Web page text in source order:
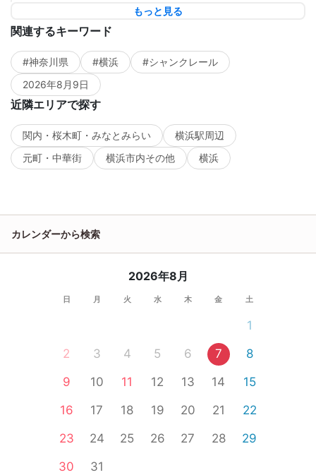
もっと見る
関連するキーワード
#神奈川県 #横浜
#シャンクレール
2026年8月9日
近隣エリアで探す
関内・桜木町・みなとみらい
横浜駅周辺
元町・中華街
横浜市内その他 横浜
カレンダーから検索
2026年8月
日 月 火 水 木 金 土
1
2
3 4 5 6 7
8
9
10 11 12 13 14
15
16
17 18 19 20 21
22
23
24 25 26 27 28
29
30
31